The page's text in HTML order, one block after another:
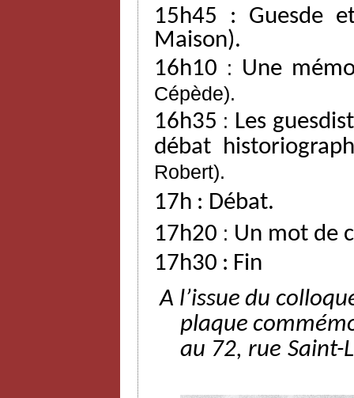
15h45
: Guesde
Maison).
16h10 : Une
Cépède).
16h35 : Les
débat
Robert).
17h : Débat.
17h20 : Un mot de
17h30 : Fin
A l’issue du
plaque
au 72, rue Saint-